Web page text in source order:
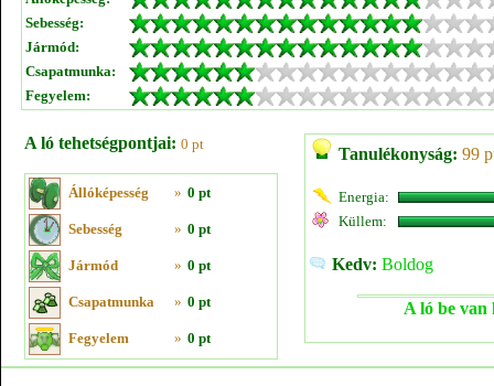
Sebesség:
Jármód:
Csapatmunka:
Fegyelem:
A ló tehetségpontjai: 0 pt
Állóképesség » 0 pt
Sebesség » 0 pt
Jármód » 0 pt
Csapatmunka » 0 pt
Fegyelem » 0 pt
Tanulékonyság: 99
Energia:
Küllem:
Kedv: Boldog
A ló be van